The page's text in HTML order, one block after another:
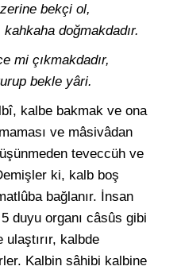
bekçi ol,
doğmakdadır.
mi çıkmakdadır,
bekle yâri.
kalbe bakmak ve ona
ve mâsivâdan
teveccüh ve
ki, kalb boş
bağlanır. İnsan
duyu organı câsûs gibi
ulaştırır, kalbde
Kalbin sâhibi kalbine